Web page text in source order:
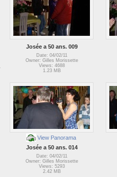
Josée a 50 ans. 009
Date: 04/02/11
Owner: Gilles Morissette
Views: 4688
1.23 MB
View Panorama
Josée a 50 ans. 014
Date: 04/02/11
Owner: Gilles Morissette
Views: 5293
2.42 MB